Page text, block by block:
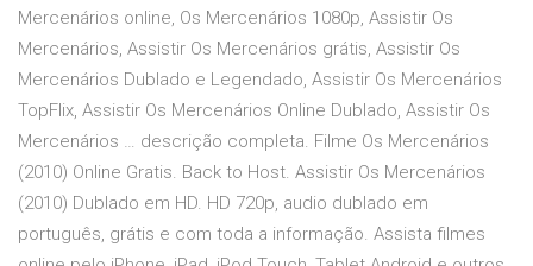
Mercenários online, Os Mercenários 1080p, Assistir Os
Mercenários, Assistir Os Mercenários grátis, Assistir Os
Mercenários Dublado e Legendado, Assistir Os Mercenários
TopFlix, Assistir Os Mercenários Online Dublado, Assistir Os
Mercenários … descrição completa. Filme Os Mercenários
(2010) Online Gratis. Back to Host. Assistir Os Mercenários
(2010) Dublado em HD. HD 720p, audio dublado em
português, grátis e com toda a informação. Assista filmes